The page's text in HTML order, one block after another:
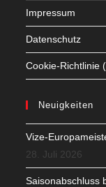
Impressum
Datenschutz
Cookie-Richtlinie
Neuigkeiten
Vize-
28. Juli 2026
Saisonabschluss